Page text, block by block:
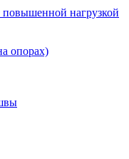
нагрузкой
опорах)